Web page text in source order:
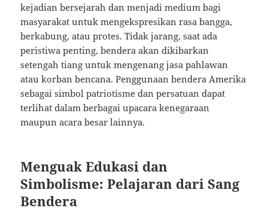
kejadian bersejarah dan menjadi medium bagi
masyarakat untuk mengekspresikan rasa bangga,
berkabung, atau protes. Tidak jarang, saat ada
peristiwa penting, bendera akan dikibarkan
setengah tiang untuk mengenang jasa pahlawan
atau korban bencana. Penggunaan bendera Amerika
sebagai simbol patriotisme dan persatuan dapat
terlihat dalam berbagai upacara kenegaraan
maupun acara besar lainnya.
Menguak Edukasi dan
Simbolisme: Pelajaran dari Sang
Bendera